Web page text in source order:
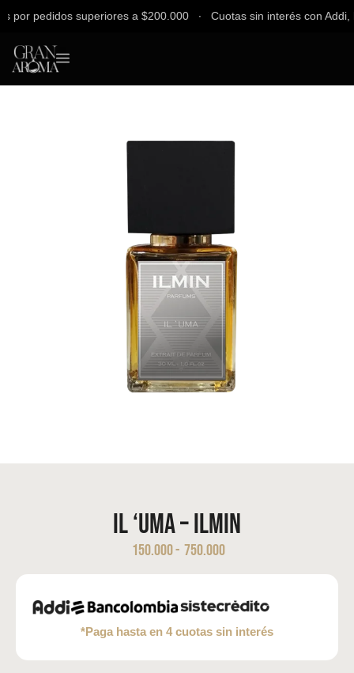
pedidos superiores a $200.000 ∙ Cuotas sin interés con Addi,
Il ‘UMA – ILMIN
150.000- 750.000
*Paga hasta en 4 cuotas sin interés